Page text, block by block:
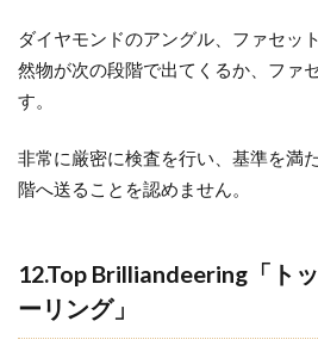
ダイヤモンドのアングル、ファセッ
然物が次の段階で出てくるか、ファ
す。
非常に厳密に検査を行い、基準を満
階へ送ることを認めません。
12.Top Brilliandeering「ト
ーリング」